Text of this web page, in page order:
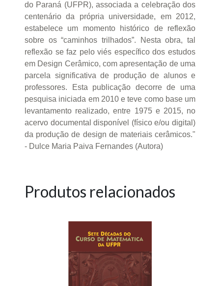
do Paraná (UFPR), associada a celebração dos
centenário da própria universidade, em 2012,
estabelece um momento histórico de reflexão
sobre os “caminhos trilhados”. Nesta obra, tal
reflexão se faz pelo viés específico dos estudos
em Design Cerâmico, com apresentação de uma
parcela significativa de produção de alunos e
professores. Esta publicação decorre de uma
pesquisa iniciada em 2010 e teve como base um
levantamento realizado, entre 1975 e 2015, no
acervo documental disponível (físico e/ou digital)
da produção de design de materiais cerâmicos."
- Dulce Maria Paiva Fernandes (Autora)
Produtos relacionados